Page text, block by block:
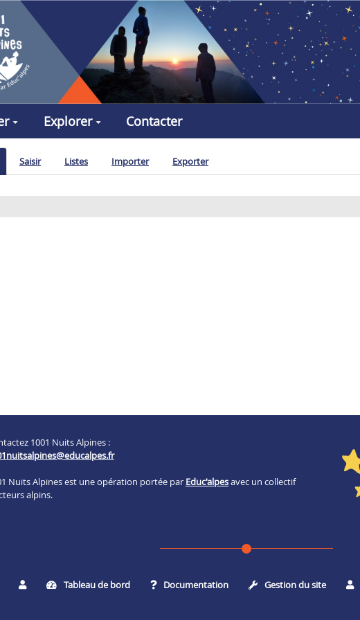
Explorer Contacter
Saisir Listes Importer Exporter
1001 Nuits Alpines :
Nuits Alpines est une opération portée par Educ'alpesavec un collectif
alpins.
Rechercher Tableau de bord Documentation Gestion du site